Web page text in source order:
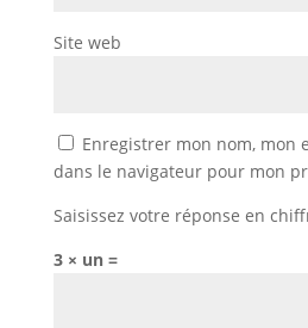
Site web
Enregistrer mon nom, mon
dans le navigateur pour mon
Saisissez votre réponse en
3 × un =